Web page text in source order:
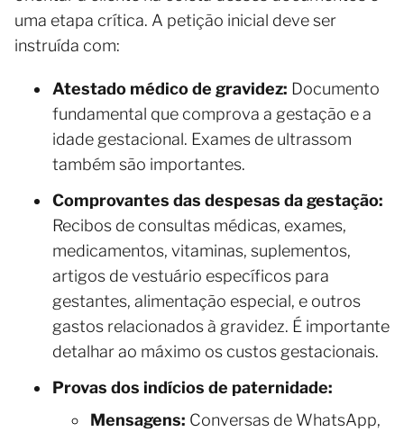
uma etapa crítica. A petição inicial deve ser
instruída com:
Atestado médico de gravidez: Documento
fundamental que comprova a gestação e a
idade gestacional. Exames de ultrassom
também são importantes.
Comprovantes das despesas da gestação:
Recibos de consultas médicas, exames,
medicamentos, vitaminas, suplementos,
artigos de vestuário específicos para
gestantes, alimentação especial, e outros
gastos relacionados à gravidez. É importante
detalhar ao máximo os custos gestacionais.
Provas dos indícios de paternidade:
Mensagens: Conversas de WhatsApp,